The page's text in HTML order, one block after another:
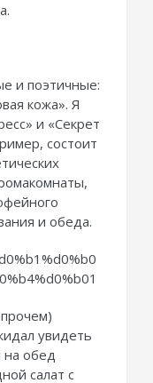
и поэтичные:
кожа». Я
и «Секрет
состоит
и обеда.
увидеть
на обед
салат с